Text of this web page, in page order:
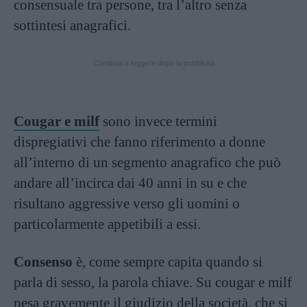
consensuale tra persone, tra l’altro senza
sottintesi anagrafici.
Cougar e milf sono invece termini
dispregiativi che fanno riferimento a donne
all’interno di un segmento anagrafico che può
andare all’incirca dai 40 anni in su e che
risultano aggressive verso gli uomini o
particolarmente appetibili a essi.
Consenso è, come sempre capita quando si
parla di sesso, la parola chiave. Su cougar e milf
pesa gravemente il giudizio della società, che si